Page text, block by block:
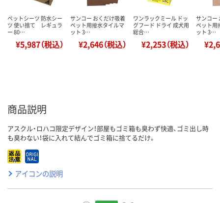
ペットシーツ 防水シー
ツ 使い捨て レギュラ
ー 80…
¥5,987（税込）
サンコー おくだけ吸着
ペット用撥水タイルマ
ット 3…
¥2,646（税込）
ワンラックミール ドッ
グフード ドライ 成犬用
総合…
¥2,253（税込）
サンコー
ペット用
ット 3…
商品説明
アスクル・ロハコ限定デザイン！部屋もゴミ箱も臭わず快適、ゴミ出し時
も臭わない！袋に入れて結んでゴミ箱に捨てるだけ。
アイコンの説明